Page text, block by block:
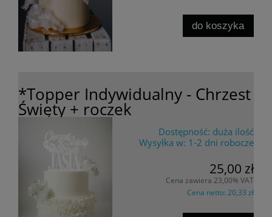
do koszyka
*Topper Indywidualny - Chrzest
Święty + roczek
Dostępność: duża ilość
Wysyłka w: 1-2 dni robocze
25,00 zł
Cena zawiera 23,00% VAT
Cena netto: 20,33 zł